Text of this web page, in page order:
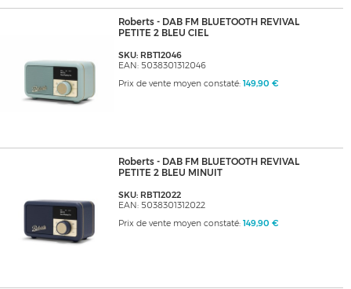
Roberts - DAB FM BLUETOOTH REVIVAL
PETITE 2 BLEU CIEL
SKU: RBT12046
EAN: 5038301312046
Prix de vente moyen constaté: 149,90 €
Roberts - DAB FM BLUETOOTH REVIVAL
PETITE 2 BLEU MINUIT
SKU: RBT12022
EAN: 5038301312022
Prix de vente moyen constaté: 149,90 €